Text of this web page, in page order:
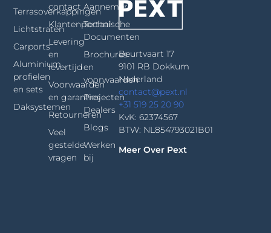
Beurtvaart 17
9101 RB Dokkum
Nederland
contact@pext.nl
+31 519 25 20 90
KvK: 62374567
BTW: NL854793021B01
Meer Over Pext
Terrasoverkappingen
Lichtstraten
Carports
Aluminium
profielen
en sets
Daksystemen
contact
Klantenportaal
Levering
en
levertijd
Voorwaarden
en garanties
Retourneren
Veel
gestelde
vragen
Aannemers
Technische
Documenten
Brochures
en
voorwaarden
Projecten
Dealers
Blogs
Werken
bij